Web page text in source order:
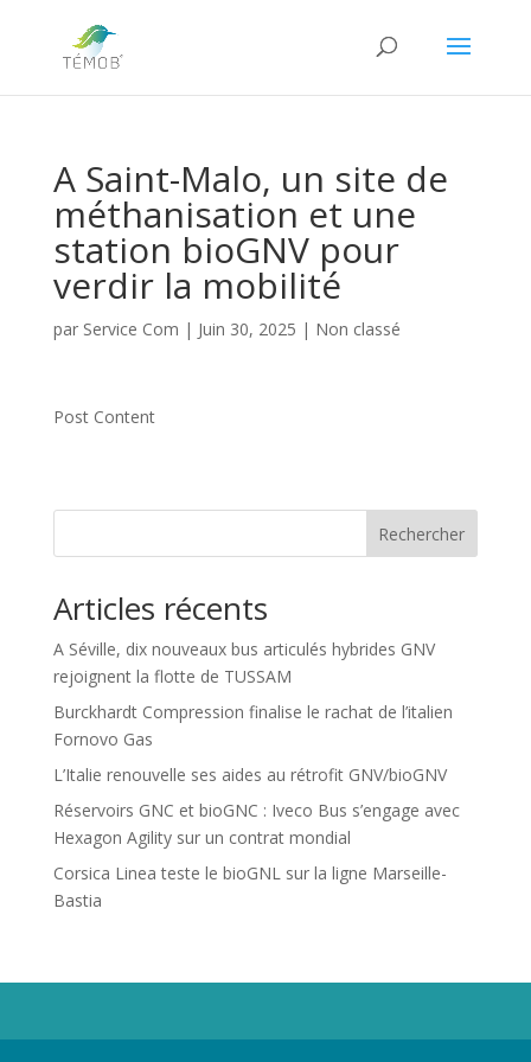
A Saint-Malo, un site de
méthanisation et une
station bioGNV pour
verdir la mobilité
par Service Com | Juin 30, 2025 | Non classé
Post Content
Rechercher
Articles récents
A Séville, dix nouveaux bus articulés hybrides GNV
rejoignent la flotte de TUSSAM
Burckhardt Compression finalise le rachat de l’italien
Fornovo Gas
L’Italie renouvelle ses aides au rétrofit GNV/bioGNV
Réservoirs GNC et bioGNC : Iveco Bus s’engage avec
Hexagon Agility sur un contrat mondial
Corsica Linea teste le bioGNL sur la ligne Marseille-
Bastia
Propriété de Territoire d'Energie Lot-et-Garonne. Voir